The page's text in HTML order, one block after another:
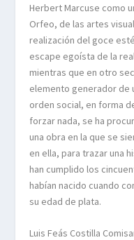
Herbert Marcuse como
Orfeo, de las artes
realización del goce
escape egoísta de la
mientras que en otro
elemento generador de
orden social, en forma
forzar nada, se ha
una obra en la que se
en ella, para trazar una
han cumplido los
habían nacido cuando
su edad de plata.
Luis Feás Costilla